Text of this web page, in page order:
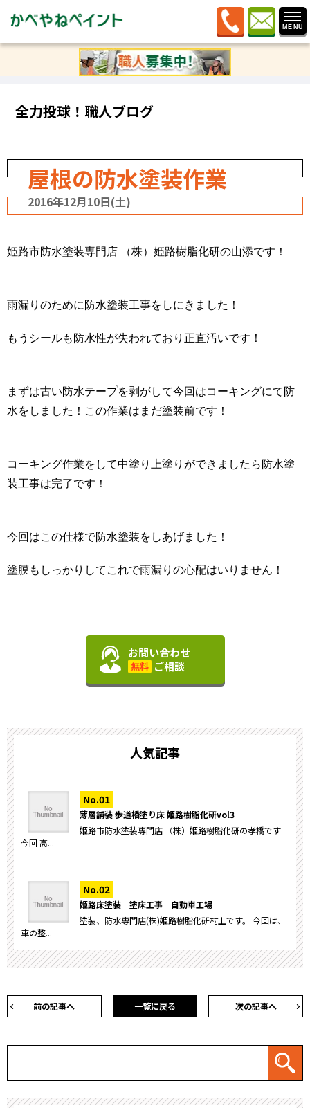
ブログ»全力投球！職人ブログ»
全力投球！職人ブログ
屋根の防水塗装作業
2016年12月10日(土)
姫路市防水塗装専門店 （株）姫路樹脂化研の山添です！
雨漏りのために防水塗装工事をしにきました！
もうシールも防水性が失われており正直汚いです！
まずは古い防水テープを剥がして今回はコーキングにて防
水をしました！この作業はまだ塗装前です！
コーキング作業をして中塗り上塗りができましたら防水塗
装工事は完了です！
今回はこの仕様で防水塗装をしあげました！
塗膜もしっかりしてこれで雨漏りの心配はいりません！
お問い合わせ
無料 ご相談
人気記事
薄層舗装 歩道橋塗り床 姫路樹脂化研vol3
姫路市防水塗装専門店 （株）姫路樹脂化研の孝橋です
今回 高...
姫路床塗装 塗床工事 自動車工場
塗装、防水専門店(株)姫路樹脂化研村上です。 今回は、
車の整...
前の記事へ 次の記事へ
一覧に戻る